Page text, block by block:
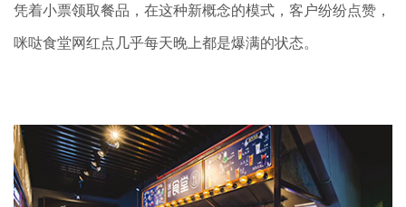
凭着小票领取餐品，在这种新概念的模式，客户纷纷点赞，
咪哒食堂网红点几乎每天晚上都是爆满的状态。